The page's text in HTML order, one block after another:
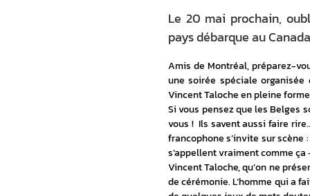
Le 20 mai prochain,
pays débarque au
Amis de Montréal, préparez-
une soirée spéciale
Vincent Taloche en pleine
Si vous pensez que les Belges
vous !  Ils savent aussi faire
francophone s’invite sur scène :
s’appellent vraiment comme
Vincent Taloche, qu’on ne
de cérémonie. L’homme qui a